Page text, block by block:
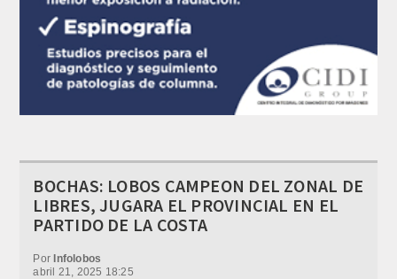
BOCHAS: LOBOS CAMPEON DEL ZONAL DE
LIBRES, JUGARA EL PROVINCIAL EN EL
PARTIDO DE LA COSTA
PorInfolobos
abril 21, 2025 18:25